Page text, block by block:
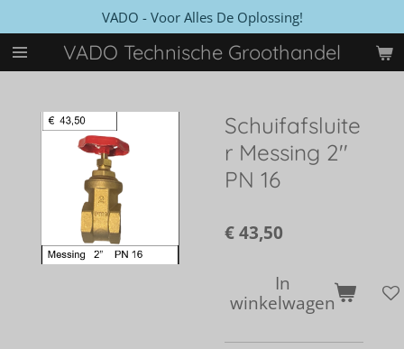
direct
naar
VADO Technische Groothandel
VADO - Voor Alles De Oplossing!
Schuifafsluite
r Messing 2''
PN 16
€ 43,50
In
winkelwagen